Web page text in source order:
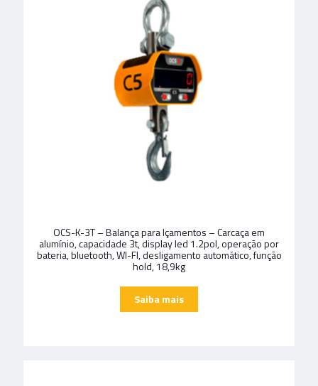
OCS-K-3T – Balança para Içamentos – Carcaça em
alumínio, capacidade 3t, display led 1.2pol, operação por
bateria, bluetooth, WI-FI, desligamento automático, função
hold, 18,9kg